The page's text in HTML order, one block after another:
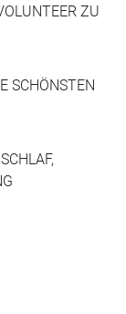
ZU
SCHÖNSTEN